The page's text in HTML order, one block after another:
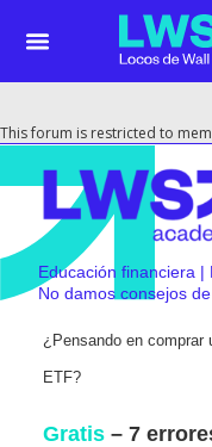
This forum is restricted to
Educación financiera
No damos consejos
¿Pensando en comprar
ETF?
Gratis – 7